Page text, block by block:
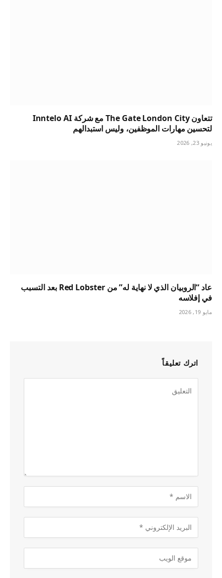
تتعاون The Gate London City مع شركة Inntelo AI
لتحسين مهارات الموظفين، وليس استبدالهم
يونيو 23, 2026
عاد “الروبيان الذي لا نهاية له” من Red Lobster بعد التسبب
في إفلاسه
مايو 19, 2026
اترك تعليقاً